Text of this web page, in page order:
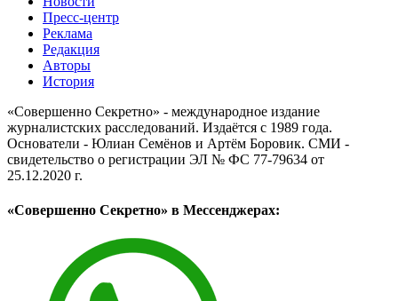
Пресс-центр
Реклама
Редакция
Авторы
История
«Совершенно Секретно» - международное издание
журналистских расследований. Издаётся с 1989 года.
Основатели - Юлиан Семёнов и Артём Боровик. CМИ -
свидетельство о регистрации ЭЛ № ФС 77-79634 от
25.12.2020 г.
«Совершенно Секретно» в Мессенджерах: